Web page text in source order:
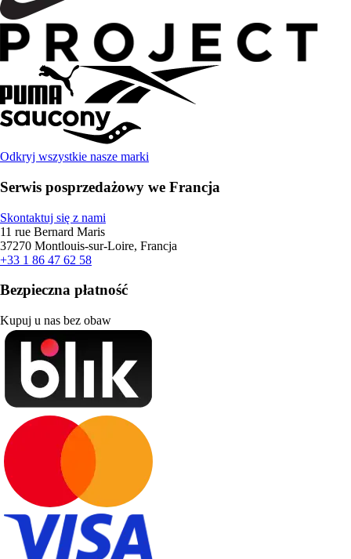
Odkryj wszystkie nasze marki
Serwis posprzedażowy we Francja
Skontaktuj się z nami
11 rue Bernard Maris
37270 Montlouis-sur-Loire, Francja
+33 1 86 47 62 58
Bezpieczna płatność
Kupuj u nas bez obaw